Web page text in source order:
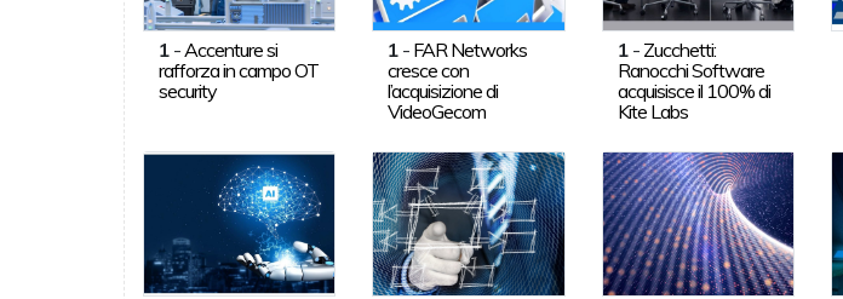
1- Accenture si
rafforza in campo OT
security
1 - FAR Networks
cresce con
l’acquisizione di
VideoGecom
1- Zucchetti:
Ranocchi Software
acquisisce il 100% di
Kite Labs